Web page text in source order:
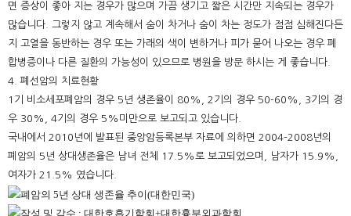
면 증상이 좋아 지는 경우가 많으며 가끔 생기고 짧은 시간만 지속되는 경우가
많습니다. 그렇지 않고 계속해서 숨이 차거나 숨이 차는 정도가 점점 심해진다든
지 고열을 동반하는 경우 또는 가래의 색이 변하거나 피가 묻어 나오는 경우 폐
합병증이나 다른 질환의 가능성이 있으므로 병원을 방문 하시는 게 좋습니다.
4. 폐선암의 치료현황
1기 비소세포폐암의 경우 5년 생존율이 80%, 2기의 경우 50-60%, 3기의 경
우 30%, 4기의 경우 5%미만으로 보고되고 있습니다.
국내에서 2010년에 발표된 중앙암등록본부 자료에 의하면 2004-2008년의
폐암의 5년 상대생존율은 남녀 전체 17.5%로 보고되었으며, 남자가 15.9%,
여자가 21.5% 였습니다.